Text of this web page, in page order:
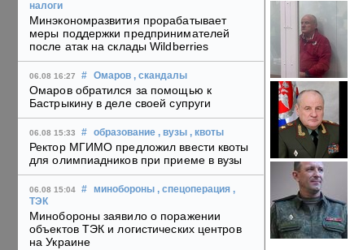
налоги
Минэкономразвития прорабатывает
меры поддержки предпринимателей
после атак на склады Wildberries
06.08 16:27 # Омаров , скандалы
Омаров обратился за помощью к
Бастрыкину в деле своей супруги
06.08 15:33 # образование , вузы , квоты
Ректор МГИМО предложил ввести квоты
для олимпиадников при приеме в вузы
06.08 15:04 # минобороны , спецоперация ,
ТЭК
Минобороны заявило о поражении
объектов ТЭК и логистических центров
на Украине